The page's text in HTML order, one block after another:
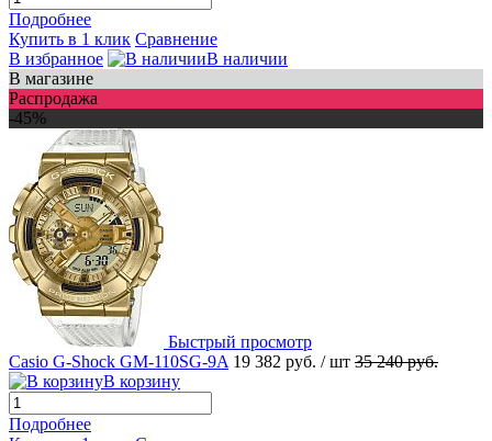
Подробнее
Купить в 1 клик Сравнение
В избранное
В наличии
В магазине
Распродажа
-45%
Быстрый просмотр
Casio G-Shock GM-110SG-9A 19 382 руб. / шт 35 240 руб.
В корзину
Подробнее